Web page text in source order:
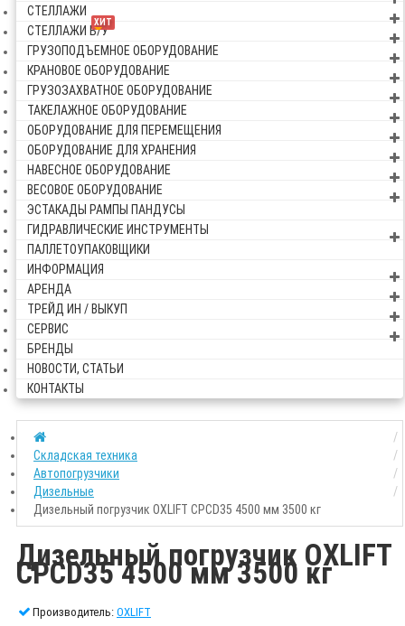
СТЕЛЛАЖИ
ХИТ
СТЕЛЛАЖИ Б/У
ГРУЗОПОДЪЕМНОЕ ОБОРУДОВАНИЕ
КРАНОВОЕ ОБОРУДОВАНИЕ
ГРУЗОЗАХВАТНОЕ ОБОРУДОВАНИЕ
ТАКЕЛАЖНОЕ ОБОРУДОВАНИЕ
ОБОРУДОВАНИЕ ДЛЯ ПЕРЕМЕЩЕНИЯ
ОБОРУДОВАНИЕ ДЛЯ ХРАНЕНИЯ
НАВЕСНОЕ ОБОРУДОВАНИЕ
ВЕСОВОЕ ОБОРУДОВАНИЕ
ЭСТАКАДЫ РАМПЫ ПАНДУСЫ
ГИДРАВЛИЧЕСКИЕ ИНСТРУМЕНТЫ
ПАЛЛЕТОУПАКОВЩИКИ
ИНФОРМАЦИЯ
АРЕНДА
ТРЕЙД ИН / ВЫКУП
СЕРВИС
БРЕНДЫ
НОВОСТИ, СТАТЬИ
КОНТАКТЫ
Складская техника
Автопогрузчики
Дизельные
Дизельный погрузчик OXLIFT CPCD35 4500 мм 3500 кг
Дизельный погрузчик OXLIFT
CPCD35 4500 мм 3500 кг
Производитель: OXLIFT